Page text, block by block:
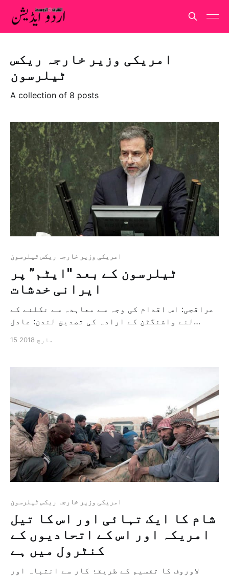
امریکی وزیر خارجہ ریکس
ٹیلرسون
A collection of 8 posts
امریکی وزیر خارجہ ریکس ٹیلرسون
ٹیلرسون کے بعد "ایٹم” پر
ایرانی خدشات
عراقجی: اس اقدام کی وجہ سے معاہدہ سے نکلنے کے
لئے واشنگٹن کے ارادہ کی تصدیق لندن: عادل
وزیر خارجہ ریکس ٹیلرسون کی معزولی اور ان کی
15 مارچ 2018
امریکی وزیر خارجہ ریکس ٹیلرسون
شام کا ایک تہائی اور اس کا تیل
امریکہ اور اس کے اتحادیوں کے
کنٹرول میں ہے
لاوروف کا تقسيم کے طریقۂ کار سے انتباہ اور